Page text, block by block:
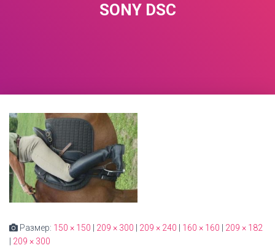
А
SONY DSC
Размер: 150 × 150 | 209 × 300 | 209 × 240 | 160 × 160 | 209 × 182
| 209 × 300